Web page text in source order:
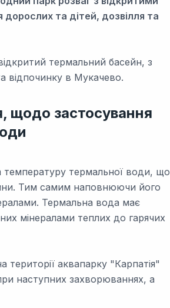
та дітей, дозвілля та
термальний басейн, з
в Мукачево.
щодо застосування
температуру термальної води, що
Тим самим наповнюючи його
Термальна вода має
мінералами теплих до гарячих
аквапарку "Карпатія"
наступних захворюваннях, а